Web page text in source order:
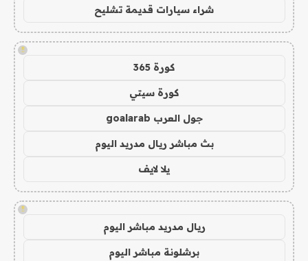
شراء سيارات قديمة تشليح
!
كورة 365
كورة سيتي
جول العرب goalarab
بث مباشر ريال مدريد اليوم
يلا لايف
!
ريال مدريد مباشر اليوم
برشلونة مباشر اليوم